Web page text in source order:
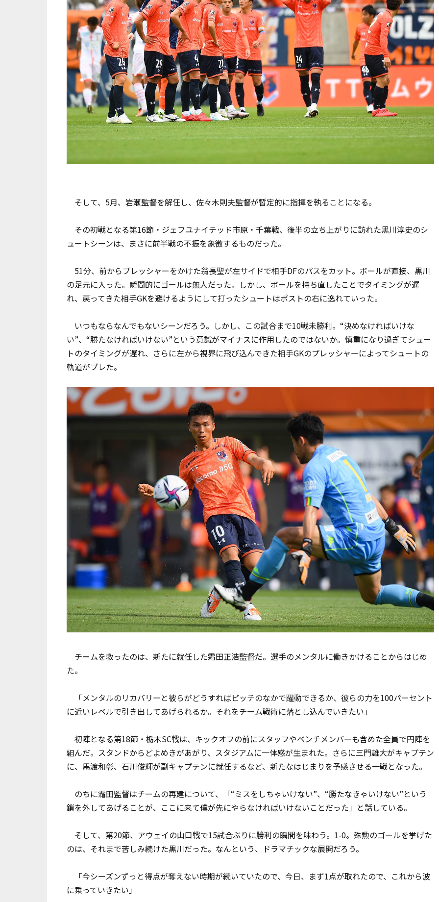
そして、5月、岩瀬監督を解任し、佐々木則夫監督が暫定的に指揮を執ることになる。
その初戦となる第16節・ジェフユナイテッド市原・千葉戦、後半の立ち上がりに訪れた黒川淳史のシ
ュートシーンは、まさに前半戦の不振を象徴するものだった。
51分、前からプレッシャーをかけた翁長聖が左サイドで相手DFのパスをカット。ボールが直接、黒川
の足元に入った。瞬間的にゴールは無人だった。しかし、ボールを持ち直したことでタイミングが遅
れ、戻ってきた相手GKを避けるようにして打ったシュートはポストの右に逸れていった。
いつもならなんでもないシーンだろう。しかし、この試合まで10戦未勝利。“決めなければいけな
い”、“勝たなければいけない”という意識がマイナスに作用したのではないか。慎重になり過ぎてシュー
トのタイミングが遅れ、さらに左から視界に飛び込んできた相手GKのプレッシャーによってシュートの
軌道がブレた。
チームを救ったのは、新たに就任した霜田正浩監督だ。選手のメンタルに働きかけることからはじめ
た。
「メンタルのリカバリーと彼らがどうすればピッチのなかで躍動できるか、彼らの力を100パーセント
に近いレベルで引き出してあげられるか。それをチーム戦術に落とし込んでいきたい」
初陣となる第18節・栃木SC戦は、キックオフの前にスタッフやベンチメンバーも含めた全員で円陣を
組んだ。スタンドからどよめきがあがり、スタジアムに一体感が生まれた。さらに三門雄大がキャプテン
に、馬渡和彰、石川俊輝が副キャプテンに就任するなど、新たなはじまりを予感させる一戦となった。
のちに霜田監督はチームの再建について、「“ミスをしちゃいけない”、“勝たなきゃいけない”という
鎖を外してあげることが、ここに来て僕が先にやらなければいけないことだった」と話している。
そして、第20節、アウェイの山口戦で15試合ぶりに勝利の瞬間を味わう。1-0。殊勲のゴールを挙げた
のは、それまで苦しみ続けた黒川だった。なんという、ドラマチックな展開だろう。
「今シーズンずっと得点が奪えない時期が続いていたので、今日、まず1点が取れたので、これから波
に乗っていきたい」